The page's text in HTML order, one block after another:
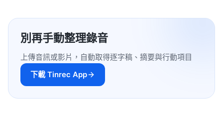
別再手動整理錄音
上傳音訊或影片，自動取得逐字稿、摘要與行動項目
下載 Tinrec App